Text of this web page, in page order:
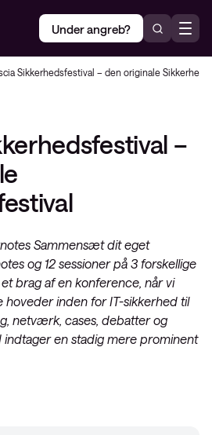
Under angreb?
Sikkerhedsfestival – den originale
–
Sammensæt dit eget
og 12 sessioner på 3 forskellige
brag af en konference, når vi
hoveder inden for IT-sikkerhed til
netværk, cases, debatter og
indtager en stadig mere prominent